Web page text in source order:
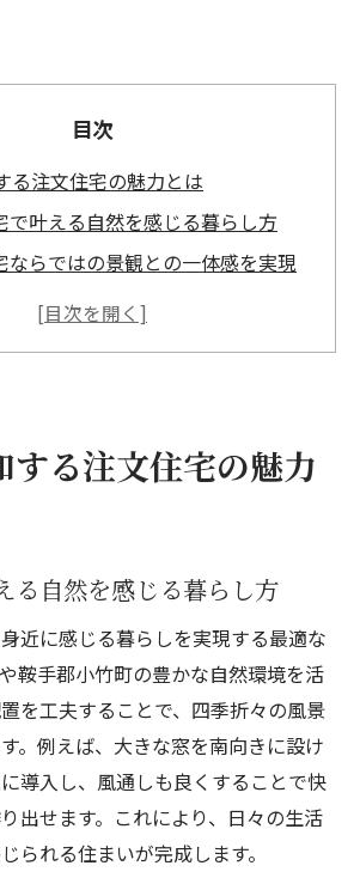
目次
る注文住宅の魅力とは
で叶える自然を感じる暮らし方
ならではの景観との一体感を実現
しむ注文住宅の工夫とポイント
叶える居住環境づくり
代に嬉しい注文住宅の間取り
に合わせた注文住宅の実践方法
で安心できる居住環境を作るコツ
で実現する家族の夢とライフスタ
町で快適な注文住宅生活
が叶える地域特性を活かした生活
からできる快適な暮らしづくり
する注文住宅の魅力
る自然を感じる暮らし方
近に感じる暮らしを実現する最適な
鞍手郡小竹町の豊かな自然環境を活
を工夫することで、四季折々の風景
。例えば、大きな窓を南向きに設け
導入し、風通しも良くすることで快
出せます。これにより、日々の生活
られる住まいが完成します。